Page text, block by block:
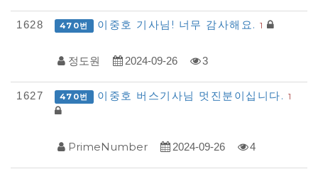
1628 470번 이중호 기사님! 너무 감사해요. 1
정도원 2024-09-26 3
1627 470번 이중호 버스기사님 멋진분이십니다. 1
PrimeNumber 2024-09-26 4